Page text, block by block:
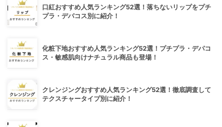
口紅おすすめ人気ランキング52選！落ちないリップをプチ
プラ・デパコス別に紹介！
化粧下地おすすめ人気ランキング52選！プチプラ・デパコ
ス・敏感肌向けナチュラル商品も登場！
クレンジングおすすめ人気ランキング52選！徹底調査して
テクスチャータイプ別に紹介！